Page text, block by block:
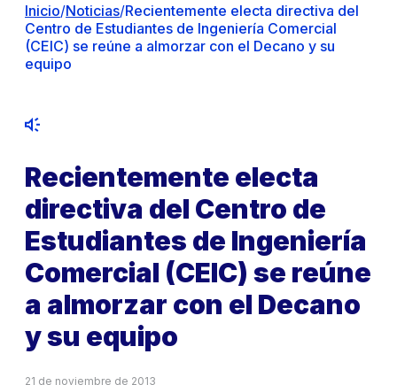
Inicio/Noticias/Recientemente electa directiva del
Centro de Estudiantes de Ingeniería Comercial
(CEIC) se reúne a almorzar con el Decano y su
equipo
Recientemente electa
directiva del Centro de
Estudiantes de Ingeniería
Comercial (CEIC) se reúne
a almorzar con el Decano
y su equipo
21 de noviembre de 2013